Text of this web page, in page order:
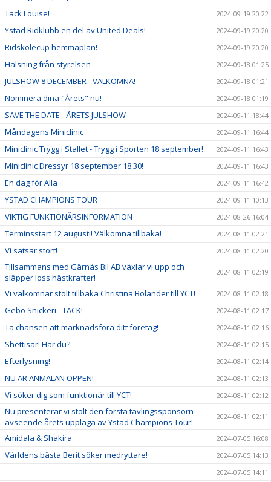
Tack Louise! 2024-09-19 20:22
Ystad Ridklubb en del av United Deals! 2024-09-19 20:20
Ridskolecup hemmaplan! 2024-09-19 20:20
Hälsning från styrelsen 2024-09-18 01:25
JULSHOW 8 DECEMBER - VÄLKOMNA! 2024-09-18 01:21
Nominera dina "Årets" nu! 2024-09-18 01:19
SAVE THE DATE - ÅRETS JULSHOW 2024-09-11 18:44
Måndagens Miniclinic 2024-09-11 16:44
Miniclinic Trygg i Stallet - Trygg i Sporten 18 september! 2024-09-11 16:43
Miniclinic Dressyr 18 september 18.30! 2024-09-11 16:43
En dag för Alla 2024-09-11 16:42
YSTAD CHAMPIONS TOUR 2024-09-11 10:13
VIKTIG FUNKTIONÄRSINFORMATION 2024-08-26 16:04
Terminsstart 12 augusti! Välkomna tillbaka! 2024-08-11 02:21
Vi satsar stort! 2024-08-11 02:20
Tillsammans med Gärnäs Bil AB växlar vi upp och
släpper loss hästkrafter!
2024-08-11 02:19
Vi välkomnar stolt tillbaka Christina Bolander till YCT! 2024-08-11 02:18
Gebo Snickeri - TACK! 2024-08-11 02:17
Ta chansen att marknadsföra ditt företag! 2024-08-11 02:16
Shettisar! Har du? 2024-08-11 02:15
Efterlysning! 2024-08-11 02:14
NU ÄR ANMÄLAN ÖPPEN! 2024-08-11 02:13
Vi söker dig som funktionär till YCT! 2024-08-11 02:12
Nu presenterar vi stolt den första tävlingssponsorn
avseende årets upplaga av Ystad Champions Tour!
2024-08-11 02:11
Amidala & Shakira 2024-07-05 16:08
Världens bästa Berit söker medryttare!
2024-07-05 14:13
2024-07-05 14:11